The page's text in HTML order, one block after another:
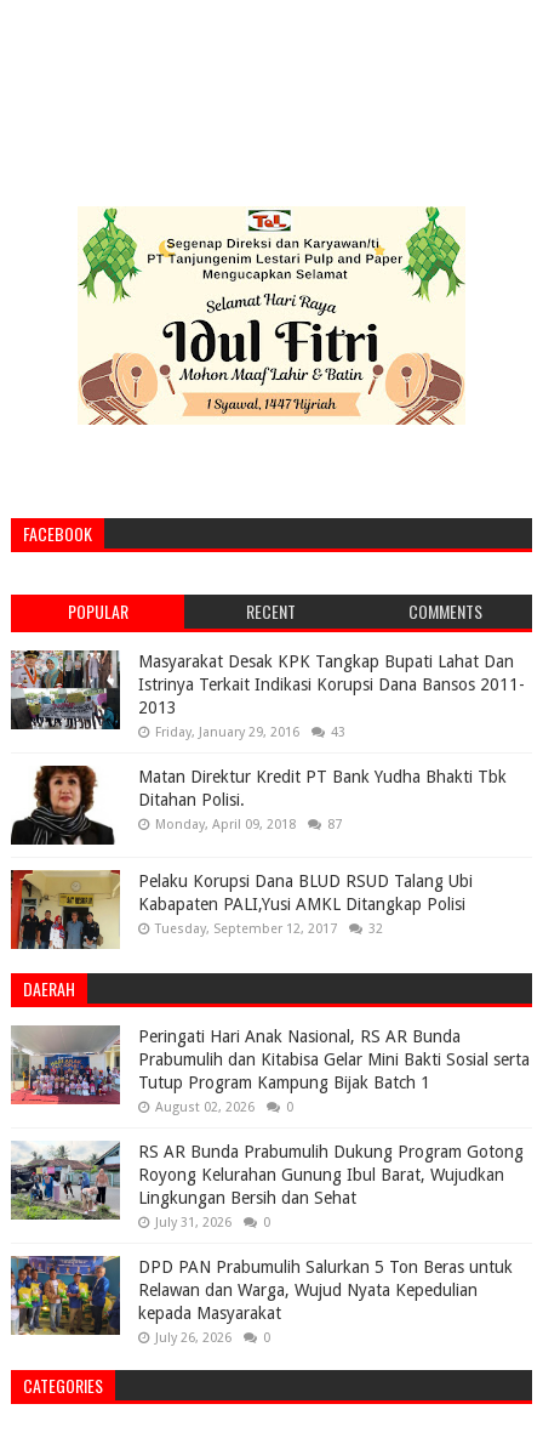
FACEBOOK
POPULAR RECENT COMMENTS
Masyarakat Desak KPK Tangkap Bupati Lahat Dan
Istrinya Terkait Indikasi Korupsi Dana Bansos 2011-
2013
Friday, January 29, 2016 43
Matan Direktur Kredit PT Bank Yudha Bhakti Tbk
Ditahan Polisi.
Monday, April 09, 2018 87
Pelaku Korupsi Dana BLUD RSUD Talang Ubi
Kabapaten PALI,Yusi AMKL Ditangkap Polisi
Tuesday, September 12, 2017 32
DAERAH
Peringati Hari Anak Nasional, RS AR Bunda
Prabumulih dan Kitabisa Gelar Mini Bakti Sosial serta
Tutup Program Kampung Bijak Batch 1
August 02, 2026 0
RS AR Bunda Prabumulih Dukung Program Gotong
Royong Kelurahan Gunung Ibul Barat, Wujudkan
Lingkungan Bersih dan Sehat
July 31, 2026 0
DPD PAN Prabumulih Salurkan 5 Ton Beras untuk
Relawan dan Warga, Wujud Nyata Kepedulian
kepada Masyarakat
July 26, 2026 0
CATEGORIES